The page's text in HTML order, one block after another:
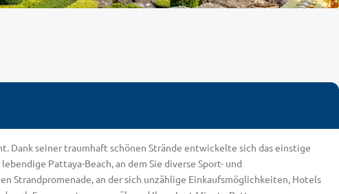
Dank seiner traumhaft schönen Strände entwickelte sich das einstige
Pattaya-Beach, an dem Sie diverse Sport- und
Strandpromenade, an der sich unzählige Einkaufsmöglichkeiten, Hotels